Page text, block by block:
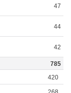
47
44
42
785
420